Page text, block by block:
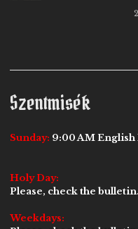
Szentmisék
Sunday: 9:00 AM English
Holy Day:
Please, check the bulletin.
Weekdays: